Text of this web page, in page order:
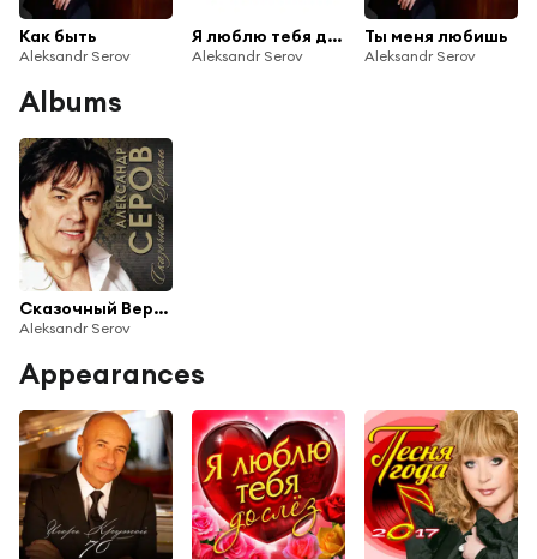
Как быть
Aleksandr Serov
Я люблю тебя до слёз
Aleksandr Serov
Ты меня любишь
Aleksandr Serov
Albums
Сказочный Версаль
Aleksandr Serov
Appearances